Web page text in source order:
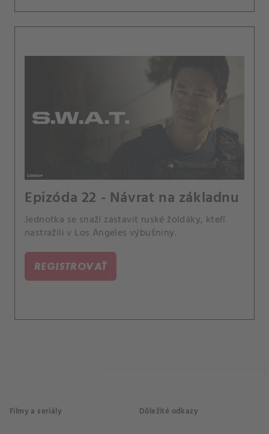
Epizóda 22 - Návrat na základnu
Jednotka se snaží zastavit ruské žoldáky, kteří
nastražili v Los Angeles výbušniny.
REGISTROVAŤ
Filmy a seriály Dôležité odkazy